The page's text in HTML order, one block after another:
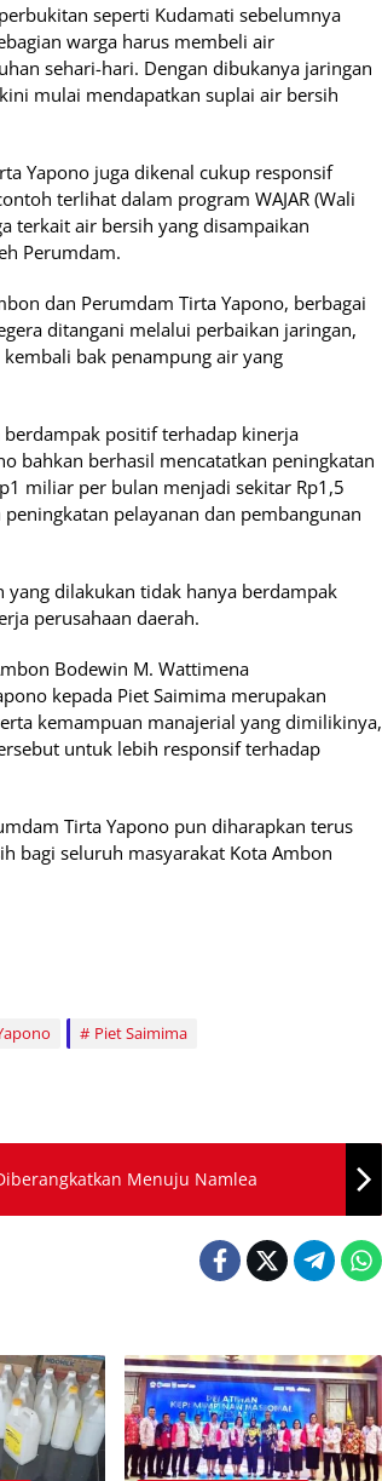
seperti Kudamati sebelumnya
warga harus membeli air
sehari-hari. Dengan dibukanya jaringan
mulai mendapatkan suplai air bersih
Yapono juga dikenal cukup responsif
terlihat dalam program WAJAR (Wali
terkait air bersih yang disampaikan
Perumdam.
dan Perumdam Tirta Yapono, berbagai
ditangani melalui perbaikan jaringan,
bak penampung air yang
positif terhadap kinerja
bahkan berhasil mencatatkan peningkatan
miliar per bulan menjadi sekitar Rp1,5
pelayanan dan pembangunan
dilakukan tidak hanya berdampak
perusahaan daerah.
Bodewin M. Wattimena
kepada Piet Saimima merupakan
kemampuan manajerial yang dimilikinya,
untuk lebih responsif terhadap
Tirta Yapono pun diharapkan terus
bagi seluruh masyarakat Kota Ambon
Piet Saimima
Menuju Namlea